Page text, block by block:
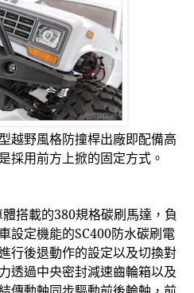
越野風格防撞桿出廠即配備高
採用前方上掀的固定方式。
搭載的380規格碳刷馬達，負
設定機能的SC400防水碳刷電
行後退動作的設定以及切換對
透過中央密封減速齒輪箱以及